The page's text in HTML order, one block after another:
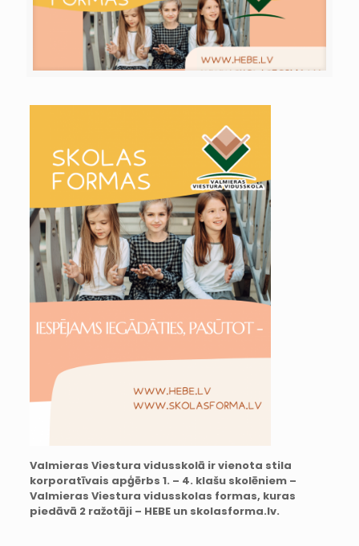
Valmieras Viestura vidusskolā ir vienota stila
korporatīvais apģērbs 1. – 4. klašu skolēniem –
Valmieras Viestura vidusskolas formas, kuras
piedāvā 2 ražotāji – HEBE un skolasforma.lv.